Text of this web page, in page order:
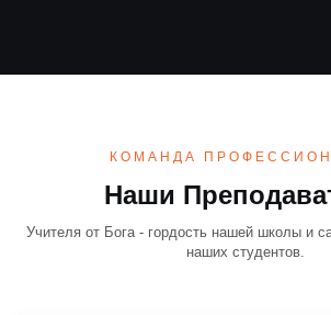
КОМАНДА
Наши
Учителя от Бога - гордость нашей школы и
наших студентов.